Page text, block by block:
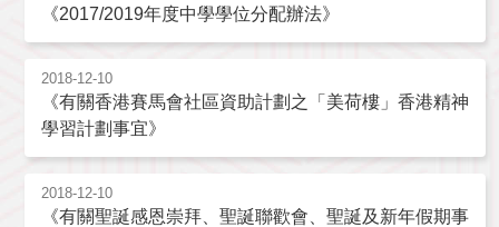
《2017/2019年度中學學位分配辦法》
2018-12-10
《有關香港賽馬會社區資助計劃之「美荷樓」香港精神
學習計劃事宜》
2018-12-10
《有關聖誕感恩崇拜、聖誕聯歡會、聖誕及新年假期事